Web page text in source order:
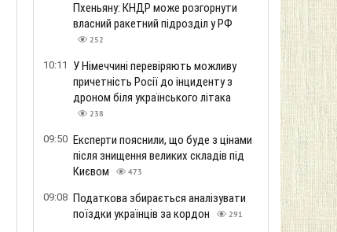
Пхеньяну: КНДР може розгорнути
власний ракетний підрозділ у РФ
252
10:11
У Німеччині перевіряють можливу
причетність Росії до інциденту з
дроном біля українського літака
238
09:50 Експерти пояснили, що буде з цінами
після знищення великих складів під
Києвом
473
09:08 Податкова збирається аналізувати
поїздки українців за кордон
291